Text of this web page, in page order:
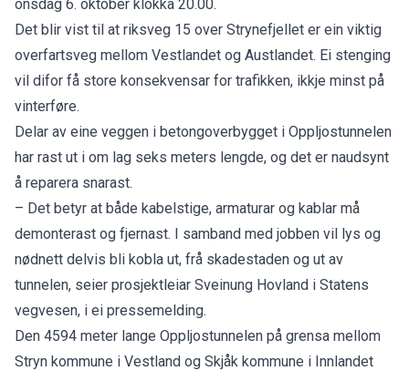
onsdag 6. oktober klokka 20.00.
Det blir vist til at riksveg 15 over Strynefjellet er ein viktig
overfartsveg mellom Vestlandet og Austlandet. Ei stenging
vil difor få store konsekvensar for trafikken, ikkje minst på
vinterføre.
Delar av eine veggen i betongoverbygget i Oppljostunnelen
har rast ut i om lag seks meters lengde, og det er naudsynt
å reparera snarast.
– Det betyr at både kabelstige, armaturar og kablar må
demonterast og fjernast. I samband med jobben vil lys og
nødnett delvis bli kobla ut, frå skadestaden og ut av
tunnelen, seier prosjektleiar Sveinung Hovland i Statens
vegvesen, i ei pressemelding.
Den 4594 meter lange Oppljostunnelen på grensa mellom
Stryn kommune i Vestland og Skjåk kommune i Innlandet